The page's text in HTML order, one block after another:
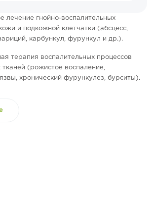
лечение гнойно-воспалительных
и подкожной клетчатки (абсцесс,
карбункул, фурункул и др.).
терапия воспалительных процессов
тканей (рожистое воспаление,
хронический фурункулез, бурситы).